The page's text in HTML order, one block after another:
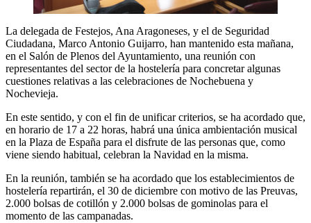
La delegada de Festejos, Ana Aragoneses, y el de Seguridad
Ciudadana, Marco Antonio Guijarro, han mantenido esta mañana,
en el Salón de Plenos del Ayuntamiento, una reunión con
representantes del sector de la hostelería para concretar algunas
cuestiones relativas a las celebraciones de Nochebuena y
Nochevieja.
En este sentido, y con el fin de unificar criterios, se ha acordado que,
en horario de 17 a 22 horas, habrá una única ambientación musical
en la Plaza de España para el disfrute de las personas que, como
viene siendo habitual, celebran la Navidad en la misma.
En la reunión, también se ha acordado que los establecimientos de
hostelería repartirán, el 30 de diciembre con motivo de las Preuvas,
2.000 bolsas de cotillón y 2.000 bolsas de gominolas para el
momento de las campanadas.